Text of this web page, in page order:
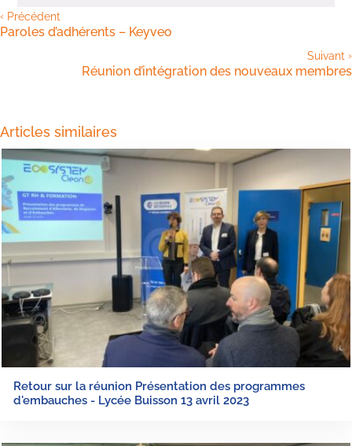
‹ Précédent
Paroles d’adhérents – Keyveo
Suivant ›
Réunion d’intégration des nouveaux membres
Articles similaires
Retour sur la réunion Présentation des programmes
d'embauches - Lycée Buisson 13 avril 2023